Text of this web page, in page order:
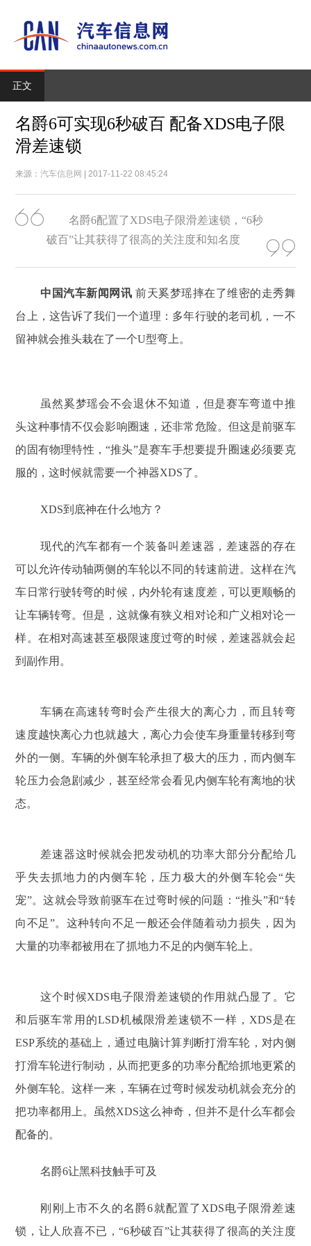
正文
名爵6可实现6秒破百 配备XDS电子限
滑差速锁
来源：汽车信息网 | 2017-11-22 08:45:24
名爵6配置了XDS电子限滑差速锁，“6秒
破百”让其获得了很高的关注度和知名度
中国汽车新闻网讯 前天奚梦瑶摔在了维密的走秀舞
台上，这告诉了我们一个道理：多年行驶的老司机，一不
留神就会推头栽在了一个U型弯上。
虽然奚梦瑶会不会退休不知道，但是赛车弯道中推
头这种事情不仅会影响圈速，还非常危险。但这是前驱车
的固有物理特性，“推头”是赛车手想要提升圈速必须要克
服的，这时候就需要一个神器XDS了。
XDS到底神在什么地方？
现代的汽车都有一个装备叫差速器，差速器的存在
可以允许传动轴两侧的车轮以不同的转速前进。这样在汽
车日常行驶转弯的时候，内外轮有速度差，可以更顺畅的
让车辆转弯。但是，这就像有狭义相对论和广义相对论一
样。在相对高速甚至极限速度过弯的时候，差速器就会起
到副作用。
车辆在高速转弯时会产生很大的离心力，而且转弯
速度越快离心力也就越大，离心力会使车身重量转移到弯
外的一侧。车辆的外侧车轮承担了极大的压力，而内侧车
轮压力会急剧减少，甚至经常会看见内侧车轮有离地的状
态。
差速器这时候就会把发动机的功率大部分分配给几
乎失去抓地力的内侧车轮，压力极大的外侧车轮会“失
宠”。这就会导致前驱车在过弯时候的问题：“推头”和“转
向不足”。这种转向不足一般还会伴随着动力损失，因为
大量的功率都被用在了抓地力不足的内侧车轮上。
这个时候XDS电子限滑差速锁的作用就凸显了。它
和后驱车常用的LSD机械限滑差速锁不一样，XDS是在
ESP系统的基础上，通过电脑计算判断打滑车轮，对内侧
打滑车轮进行制动，从而把更多的功率分配给抓地更紧的
外侧车轮。这样一来，车辆在过弯时候发动机就会充分的
把功率都用上。虽然XDS这么神奇，但并不是什么车都会
配备的。
名爵6让黑科技触手可及
刚刚上市不久的名爵6就配置了XDS电子限滑差速
锁，让人欣喜不已，“6秒破百”让其获得了很高的关注度